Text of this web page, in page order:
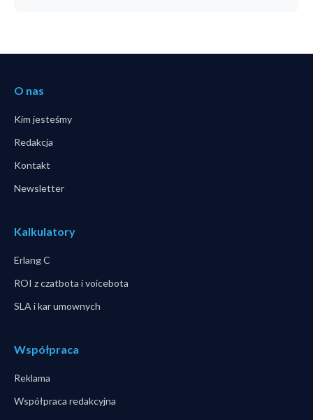
O nas
Kim jesteśmy
Redakcja
Kontakt
Newsletter
Kalkulatory
Erlang C
ROI z czatbota i voicebota
SLA i kar umownych
Współpraca
Reklama
Współpraca redakcyjna